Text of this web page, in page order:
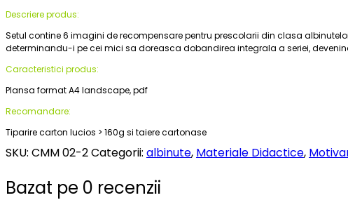
Descriere produs:
Setul contine 6 imagini de recompensare pentru prescolarii din clasa
determinandu-i pe cei mici sa doreasca dobandirea integrala a seriei,
Caracteristici produs:
Plansa format A4 landscape, pdf
Recomandare:
Tiparire carton lucios > 160g si taiere cartonase
SKU: CMM 02-2Categorii: albinute, Materiale Didactice,
Bazat pe 0 recenzii